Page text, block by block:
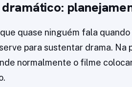
dramático:
quase ninguém fala
para sustentar drama.
normalmente o filme